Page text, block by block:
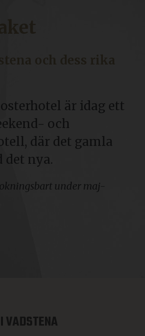
och dess rika
är idag ett
och
där det gamla
det nya.
under maj-
VADSTENA